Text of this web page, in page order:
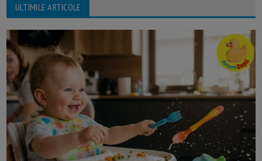
ULTIMILE ARTICOLE